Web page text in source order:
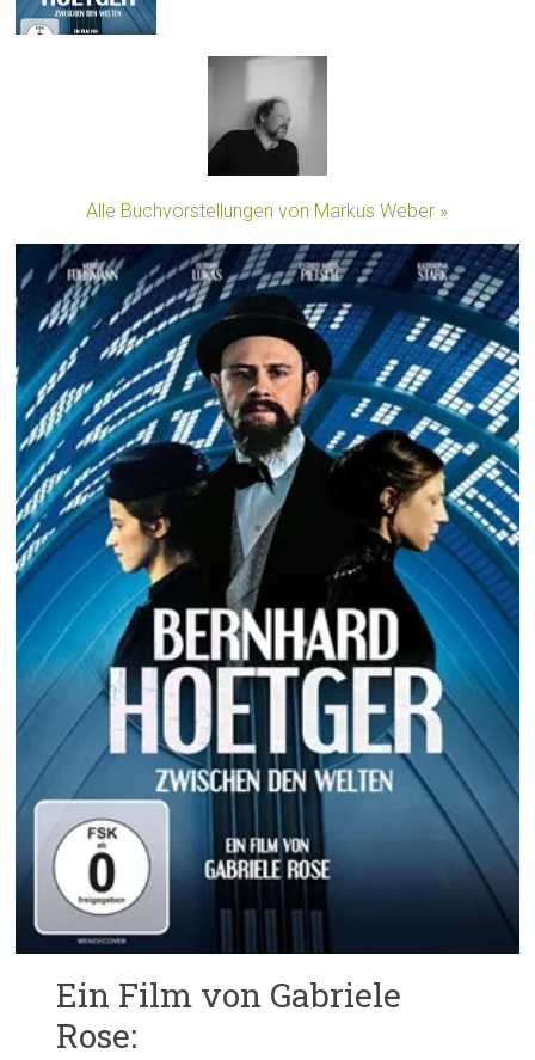
Alle Buchvorstellungen von Markus Weber »
Ein Film von Gabriele
Rose: